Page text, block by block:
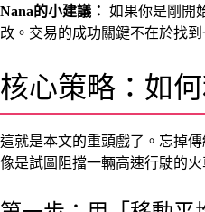
Nana的小建議： 如果你是剛開
改。交易的成功關鍵不在於找
核心策略：如
這就是本文的重頭戲了。忘掉
像是試圖阻擋一輛高速行駛的